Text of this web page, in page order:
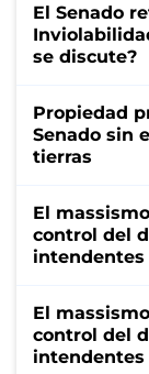
El Senado
se discute?
Propiedad
Senado sin
tierras
El
control del
intendentes
El
control del
intendentes